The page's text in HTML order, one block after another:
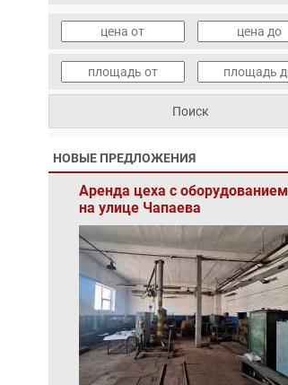
НОВЫЕ ПРЕДЛОЖЕНИЯ
Аренда цеха с оборудованием
на улице Чапаева